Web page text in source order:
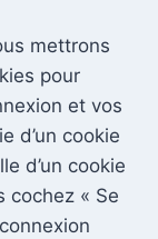
mettrons
pour
et vos
d’un cookie
d’un cookie
cochez « Se